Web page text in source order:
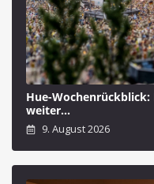
Hue-
weiter…
9. August 2026